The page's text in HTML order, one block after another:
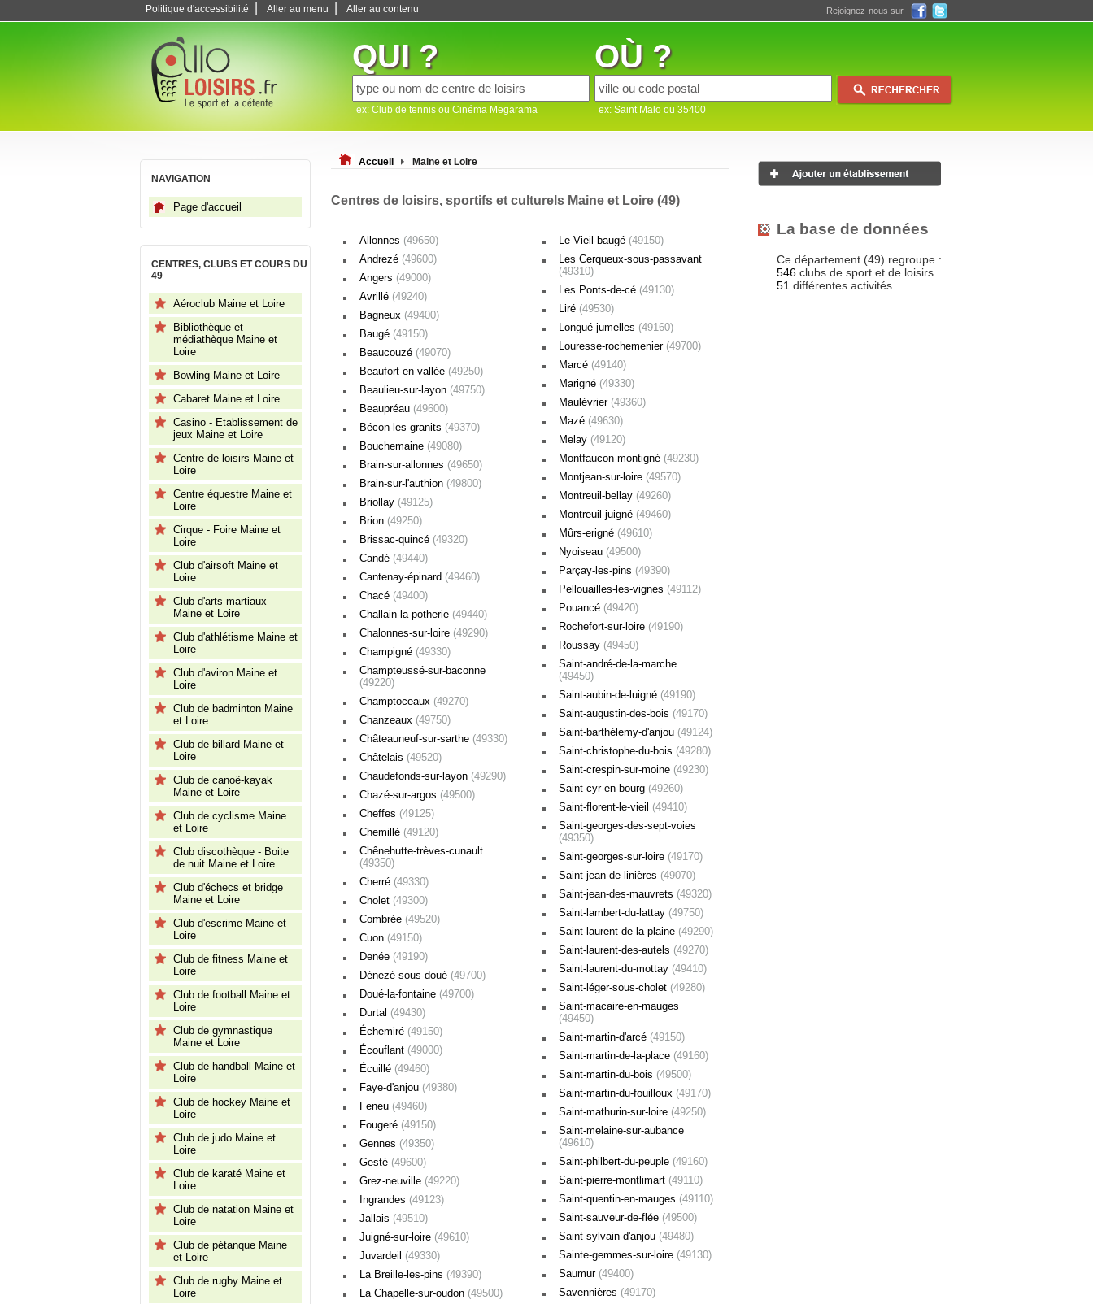
Politique d'accessibilité Aller au menu Aller au contenu Rejoignez-nous sur
QUI ?
ex: Club de tennis ou Cinéma Megarama
OÙ ?
ex: Saint Malo ou 35400
NAVIGATION
Page d'accueil
CENTRES, CLUBS ET COURS DU
49
Aéroclub Maine et Loire
Bibliothèque et
médiathèque Maine et
Loire
Bowling Maine et Loire
Cabaret Maine et Loire
Casino - Etablissement de
jeux Maine et Loire
Centre de loisirs Maine et
Loire
Centre équestre Maine et
Loire
Cirque - Foire Maine et
Loire
Club d'airsoft Maine et
Loire
Club d'arts martiaux
Maine et Loire
Club d'athlétisme Maine et
Loire
Club d'aviron Maine et
Loire
Club de badminton Maine
et Loire
Club de billard Maine et
Loire
Club de canoë-kayak
Maine et Loire
Club de cyclisme Maine
et Loire
Club discothèque - Boite
de nuit Maine et Loire
Club d'échecs et bridge
Maine et Loire
Club d'escrime Maine et
Loire
Club de fitness Maine et
Loire
Club de football Maine et
Loire
Club de gymnastique
Maine et Loire
Club de handball Maine et
Loire
Club de hockey Maine et
Loire
Club de judo Maine et
Loire
Club de karaté Maine et
Loire
Club de natation Maine et
Loire
Club de pétanque Maine
et Loire
Club de rugby Maine et
Loire
Accueil Maine et Loire
Centres de loisirs, sportifs et culturels Maine et Loire (49)
Allonnes (49650)
Andrezé (49600)
Angers (49000)
Avrillé (49240)
Bagneux (49400)
Baugé (49150)
Beaucouzé (49070)
Beaufort-en-vallée (49250)
Beaulieu-sur-layon (49750)
Beaupréau (49600)
Bécon-les-granits (49370)
Bouchemaine (49080)
Brain-sur-allonnes (49650)
Brain-sur-l'authion (49800)
Briollay (49125)
Brion (49250)
Brissac-quincé (49320)
Candé (49440)
Cantenay-épinard (49460)
Chacé (49400)
Challain-la-potherie (49440)
Chalonnes-sur-loire (49290)
Champigné (49330)
Champteussé-sur-baconne
(49220)
Champtoceaux (49270)
Chanzeaux (49750)
Châteauneuf-sur-sarthe (49330)
Châtelais (49520)
Chaudefonds-sur-layon (49290)
Chazé-sur-argos (49500)
Cheffes (49125)
Chemillé (49120)
Chênehutte-trèves-cunault
(49350)
Cherré (49330)
Cholet (49300)
Combrée (49520)
Cuon (49150)
Denée (49190)
Dénezé-sous-doué (49700)
Doué-la-fontaine (49700)
Durtal (49430)
Échemiré (49150)
Écouflant (49000)
Écuillé (49460)
Faye-d'anjou (49380)
Feneu (49460)
Fougeré (49150)
Gennes (49350)
Gesté (49600)
Grez-neuville (49220)
Ingrandes (49123)
Jallais (49510)
Juigné-sur-loire (49610)
Juvardeil (49330)
La Breille-les-pins (49390)
La Chapelle-sur-oudon (49500)
Le Vieil-baugé (49150)
Les Cerqueux-sous-passavant
(49310)
Les Ponts-de-cé (49130)
Liré (49530)
Longué-jumelles (49160)
Louresse-rochemenier (49700)
Marcé (49140)
Marigné (49330)
Maulévrier (49360)
Mazé (49630)
Melay (49120)
Montfaucon-montigné (49230)
Montjean-sur-loire (49570)
Montreuil-bellay (49260)
Montreuil-juigné (49460)
Mûrs-erigné (49610)
Nyoiseau (49500)
Parçay-les-pins (49390)
Pellouailles-les-vignes (49112)
Pouancé (49420)
Rochefort-sur-loire (49190)
Roussay (49450)
Saint-andré-de-la-marche
(49450)
Saint-aubin-de-luigné (49190)
Saint-augustin-des-bois (49170)
Saint-barthélemy-d'anjou (49124)
Saint-christophe-du-bois (49280)
Saint-crespin-sur-moine (49230)
Saint-cyr-en-bourg (49260)
Saint-florent-le-vieil (49410)
Saint-georges-des-sept-voies
(49350)
Saint-georges-sur-loire (49170)
Saint-jean-de-linières (49070)
Saint-jean-des-mauvrets (49320)
Saint-lambert-du-lattay (49750)
Saint-laurent-de-la-plaine (49290)
Saint-laurent-des-autels (49270)
Saint-laurent-du-mottay (49410)
Saint-léger-sous-cholet (49280)
Saint-macaire-en-mauges
(49450)
Saint-martin-d'arcé (49150)
Saint-martin-de-la-place (49160)
Saint-martin-du-bois (49500)
Saint-martin-du-fouilloux (49170)
Saint-mathurin-sur-loire (49250)
Saint-melaine-sur-aubance
(49610)
Saint-philbert-du-peuple (49160)
Saint-pierre-montlimart (49110)
Saint-quentin-en-mauges (49110)
Saint-sauveur-de-flée (49500)
Saint-sylvain-d'anjou (49480)
Sainte-gemmes-sur-loire (49130)
Saumur (49400)
Savennières (49170)
La base de données
Ce département (49) regroupe :
546 clubs de sport et de loisirs
51 différentes activités